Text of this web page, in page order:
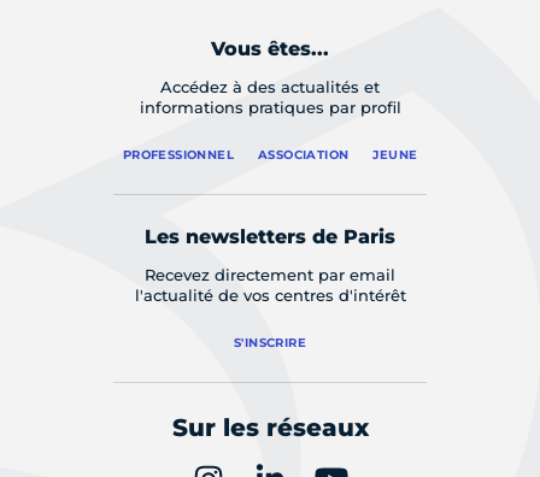
Vous êtes...
Accédez à des actualités et
informations pratiques par profil
PROFESSIONNEL ASSOCIATION JEUNE
Les newsletters de Paris
Recevez directement par email
l'actualité de vos centres d'intérêt
S'INSCRIRE
Sur les réseaux